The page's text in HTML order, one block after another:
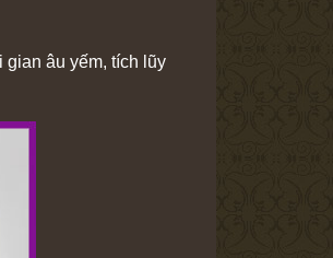
âu yếm, tích lũy